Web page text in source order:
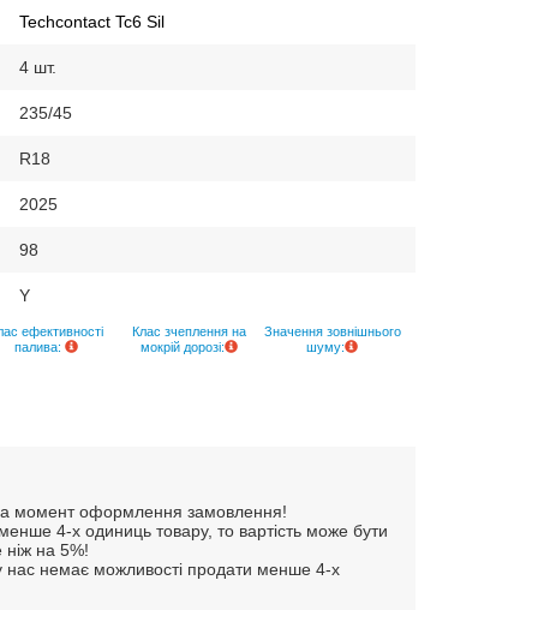
Techcontact Tc6 Sil
4 шт.
235/45
R18
2025
98
Y
ефективності
палива:
Клас зчеплення на
мокрій дорозі:
Значення зовнішнього
шуму:
на момент оформлення замовлення!
4-х одиниць товару, то вартість може бути
на 5%!
нас немає можливості продати менше 4-х